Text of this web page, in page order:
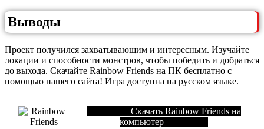
Выводы
Проект получился захватывающим и интересным. Изучайте
локации и способности монстров, чтобы победить и добраться
до выхода. Скачайте Rainbow Friends на ПК бесплатно с
помощью нашего сайта! Игра доступна на русском языке.
Скачать Rainbow Friends на
компьютер